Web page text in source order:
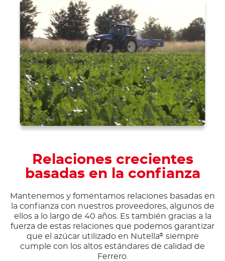
Relaciones crecientes
basadas en la confianza
Mantenemos y fomentamos relaciones basadas en
la confianza con nuestros proveedores, algunos de
ellos a lo largo de 40 años. Es también gracias a la
fuerza de estas relaciones que podemos garantizar
que el azúcar utilizado en Nutella® siempre
cumple con los altos estándares de calidad de
Ferrero.